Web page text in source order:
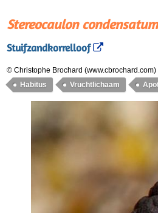
Stereocaulon condensatum
Stuifzandkorrelloof
© Christophe Brochard (www.cbrochard.com)
Habitus
Vruchtlichaam